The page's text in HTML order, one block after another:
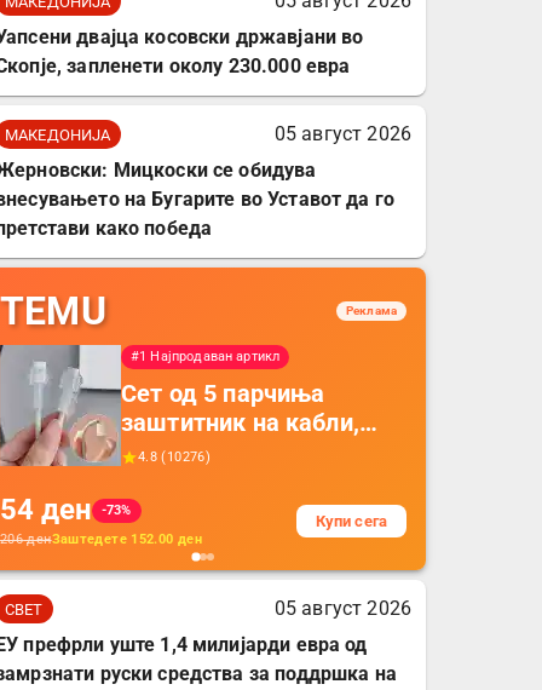
двајца косовски државјани во
запленети околу 230.000 евра
МАКЕДОНИЈА
05 август 2026
Мицкоски се обидува
на Бугарите во Уставот да го
како победа
TEMU Реклама
#1 Најпродаван артикл
Сет од 5 парчиња
заштитник на кабли,
прекривка за заштита
додатоци за заштита на
кабли, без батерија, за
мобилни телефони,
комплет за заштита на
4.8 (10276)
54 ден
-73%
206денЗаштедете 152.00 ден
Купи сега
СВЕТ
05 август 2026
префрли уште 1,4 милијарди евра од
руски средства за поддршка на